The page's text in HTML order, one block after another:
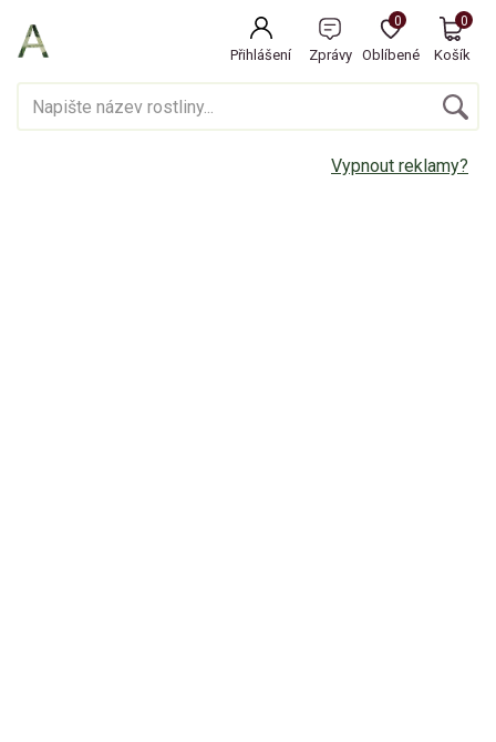
Přihlášení Zprávy Oblíbené
0
Košík
0
Vypnout reklamy?